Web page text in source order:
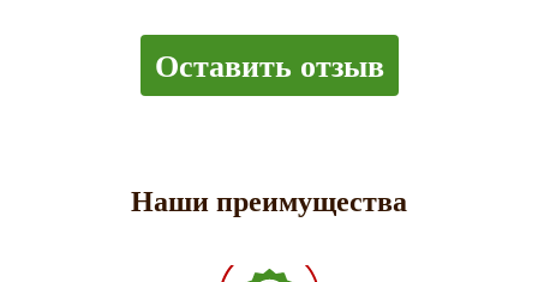
Оставить отзыв
Наши преимущества